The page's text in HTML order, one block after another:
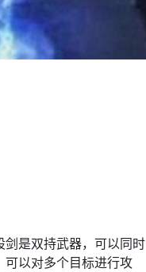
是双持武器，可以同时
以对多个目标进行攻